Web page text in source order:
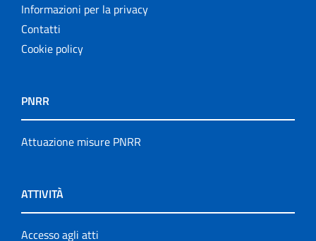
Informazioni per la privacy
Contatti
Cookie policy
PNRR
Attuazione misure PNRR
ATTIVITÀ
Accesso agli atti